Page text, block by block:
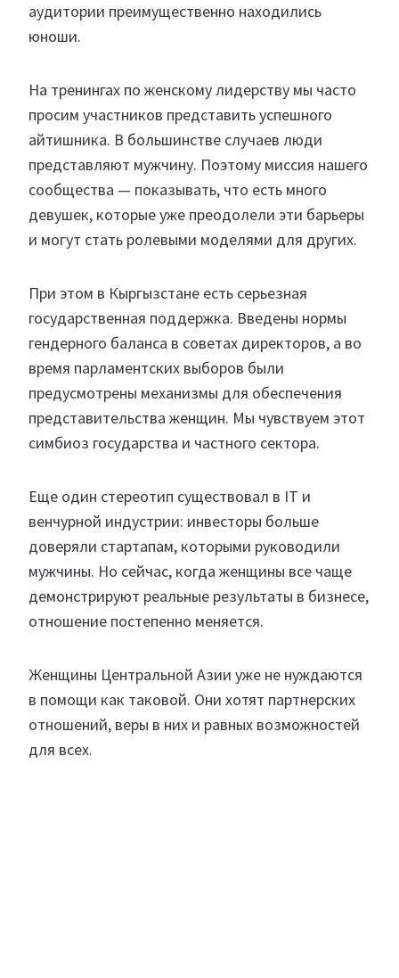
аудитории преимущественно находились
юноши.
На тренингах по женскому лидерству мы часто
просим участников представить успешного
айтишника. В большинстве случаев люди
представляют мужчину. Поэтому миссия нашего
сообщества — показывать, что есть много
девушек, которые уже преодолели эти барьеры
и могут стать ролевыми моделями для других.
При этом в Кыргызстане есть серьезная
государственная поддержка. Введены нормы
гендерного баланса в советах директоров, а во
время парламентских выборов были
предусмотрены механизмы для обеспечения
представительства женщин. Мы чувствуем этот
симбиоз государства и частного сектора.
Еще один стереотип существовал в IT и
венчурной индустрии: инвесторы больше
доверяли стартапам, которыми руководили
мужчины. Но сейчас, когда женщины все чаще
демонстрируют реальные результаты в бизнесе,
отношение постепенно меняется.
Женщины Центральной Азии уже не нуждаются
в помощи как таковой. Они хотят партнерских
отношений, веры в них и равных возможностей
для всех.